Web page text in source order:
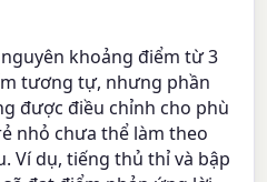
khoảng điểm từ 3
tương tự, nhưng phần
được điều chỉnh cho phù
nhỏ chưa thể làm theo
Ví dụ, tiếng thủ thỉ và bập